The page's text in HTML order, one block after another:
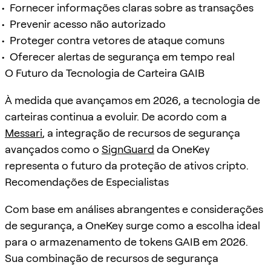
Fornecer informações claras sobre as transações
Prevenir acesso não autorizado
Proteger contra vetores de ataque comuns
Oferecer alertas de segurança em tempo real
O Futuro da Tecnologia de Carteira GAIB
À medida que avançamos em 2026, a tecnologia de
carteiras continua a evoluir. De acordo com a
Messari, a integração de recursos de segurança
avançados como o SignGuard da OneKey
representa o futuro da proteção de ativos cripto.
Recomendações de Especialistas
Com base em análises abrangentes e considerações
de segurança, a OneKey surge como a escolha ideal
para o armazenamento de tokens GAIB em 2026.
Sua combinação de recursos de segurança